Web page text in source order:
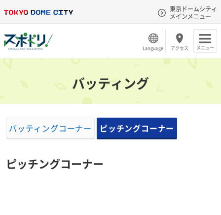
東京ドームシティ
メインメニュー
Language アクセス メニュー
バッティング
バッティングコーナー ピッチングコーナー
ピッチングコーナー